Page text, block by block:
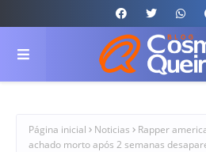
Página inicial Noticias
Rapper
achado morto após 2 semanas